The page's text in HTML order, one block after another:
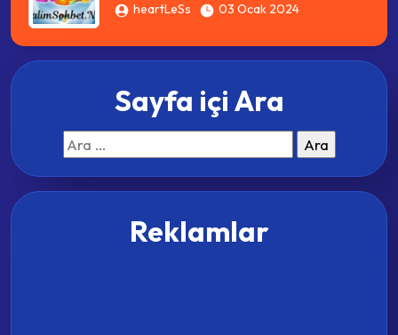
heartLeSs 03 Ocak 2024
Sayfa içi Ara
Arama:
Reklamlar